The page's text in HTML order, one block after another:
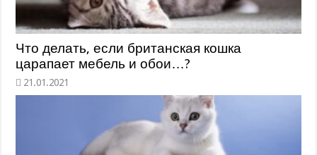
Что делать, если британская кошка
царапает мебель и обои…?